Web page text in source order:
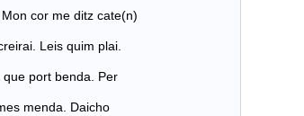
cor me ditz cate(n)
Leis quim plai.
que port benda. Per
menda. Daicho